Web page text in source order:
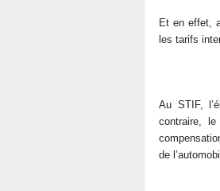
Et en effet,
les tarifs
Au STIF,
contraire,
de